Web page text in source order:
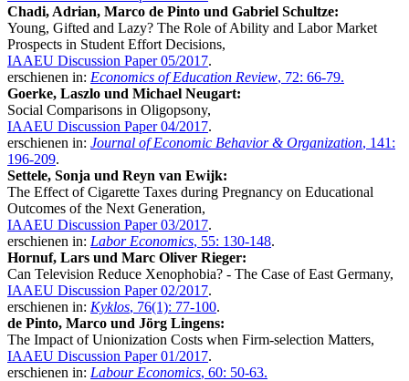
Chadi, Adrian, Marco de Pinto und Gabriel Schultze:
Young, Gifted and Lazy? The Role of Ability and Labor Market
Prospects in Student Effort Decisions,
IAAEU Discussion Paper 05/2017.
erschienen in: Economics of Education Review, 72: 66-79.
Goerke, Laszlo und Michael Neugart:
Social Comparisons in Oligopsony,
IAAEU Discussion Paper 04/2017.
erschienen in: Journal of Economic Behavior & Organization, 141:
196-209.
Settele, Sonja und Reyn van Ewijk:
The Effect of Cigarette Taxes during Pregnancy on Educational
Outcomes of the Next Generation,
IAAEU Discussion Paper 03/2017.
erschienen in: Labor Economics, 55: 130-148.
Hornuf, Lars und Marc Oliver Rieger:
Can Television Reduce Xenophobia? - The Case of East Germany,
IAAEU Discussion Paper 02/2017.
erschienen in: Kyklos, 76(1): 77-100.
de Pinto, Marco und Jörg Lingens:
The Impact of Unionization Costs when Firm-selection Matters,
IAAEU Discussion Paper 01/2017.
erschienen in: Labour Economics, 60: 50-63.